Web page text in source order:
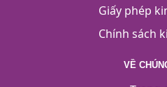
Giấy phép
Chính sách
VỀ